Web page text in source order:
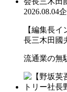
2026.08.04
【編集長
長三木田國
流通業の無